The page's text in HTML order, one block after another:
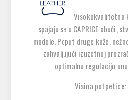
Visokokvalitetna
spajaju se u CAPRICE obući,
modele. Poput druge kože,
zahvaljujući izuzetnoj
optimalnu regulaciju
Visina potpetice: